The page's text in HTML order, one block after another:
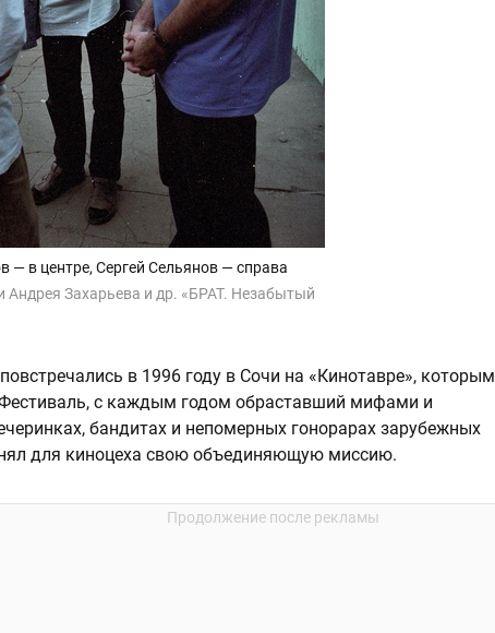
— в центре, Сергей Сельянов — справа
Андрея Захарьева и др. «БРАТ. Незабытый
в 1996 году в Сочи на «Кинотавре», которым
с каждым годом обраставший мифами и
бандитах и непомерных гонорарах зарубежных
для киноцеха свою объединяющую миссию.